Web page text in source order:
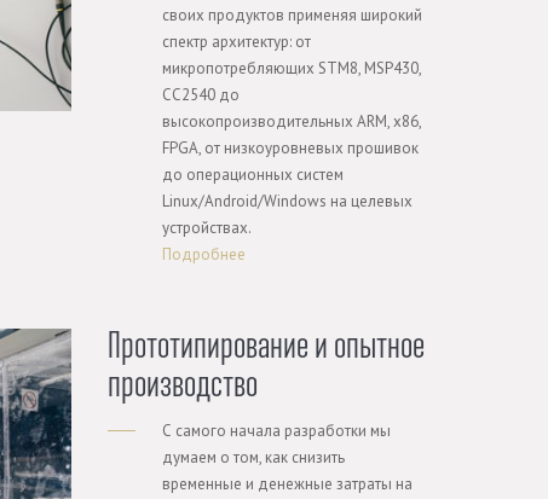
своих продуктов применяя широкий
спектр архитектур: от
микропотребляющих STM8, MSP430,
CC2540 до
высокопроизводительных ARM, x86,
FPGA, от низкоуровневых прошивок
до операционных систем
Linux/Android/Windows на целевых
устройствах.
Подробнее
Прототипирование и опытное
производство
С самого начала разработки мы
думаем о том, как снизить
временные и денежные затраты на